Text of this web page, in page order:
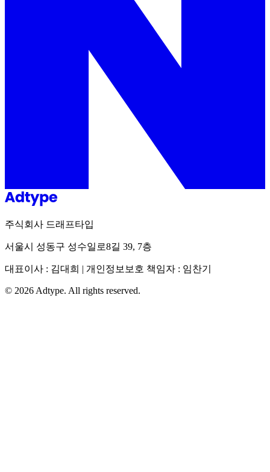
주식회사 드래프타입
서울시 성동구 성수일로8길 39, 7층
대표이사 : 김대희 | 개인정보보호 책임자 : 임찬기
© 2026 Adtype. All rights reserved.